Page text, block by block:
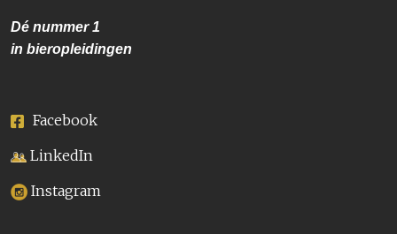
Dé nummer1
in bieropleidingen
Facebook
LinkedIn
Instagram